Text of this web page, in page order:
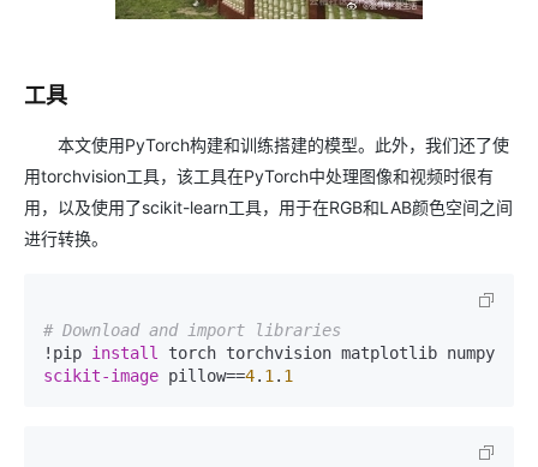
工具
本文使用PyTorch构建和训练搭建的模型。此外，我们还了使
用torchvision工具，该工具在PyTorch中处理图像和视频时很有
用，以及使用了scikit-learn工具，用于在RGB和LAB颜色空间之间
进行转换。
# Download and import libraries
!pip install
scikit-image pillow==4. 1 . 1